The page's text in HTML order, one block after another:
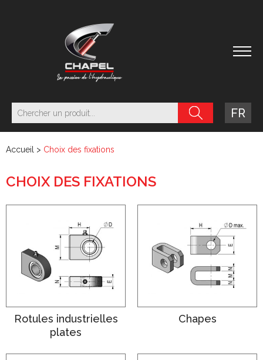
FR
Accueil > Choix des fixations
CHOIX DES FIXATIONS
Rotules industrielles
plates
Chapes